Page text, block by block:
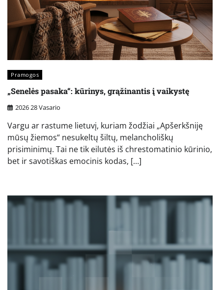
Pramogos
„Senelės pasaka“: kūrinys, grąžinantis į vaikystę
2026 28 Vasario
Vargu ar rastume lietuvį, kuriam žodžiai „Apšerkšniję
mūsų žiemos“ nesukeltų šiltų, melancholiškų
prisiminimų. Tai ne tik eilutės iš chrestomatinio kūrinio,
bet ir savotiškas emocinis kodas, […]